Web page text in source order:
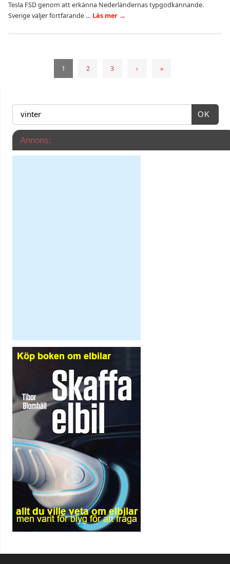
Tesla FSD genom att erkänna Nederländernas typgodkännande.
Sverige väljer fortfarande … Läs mer →
1 2 3 › »
OK
Annons: